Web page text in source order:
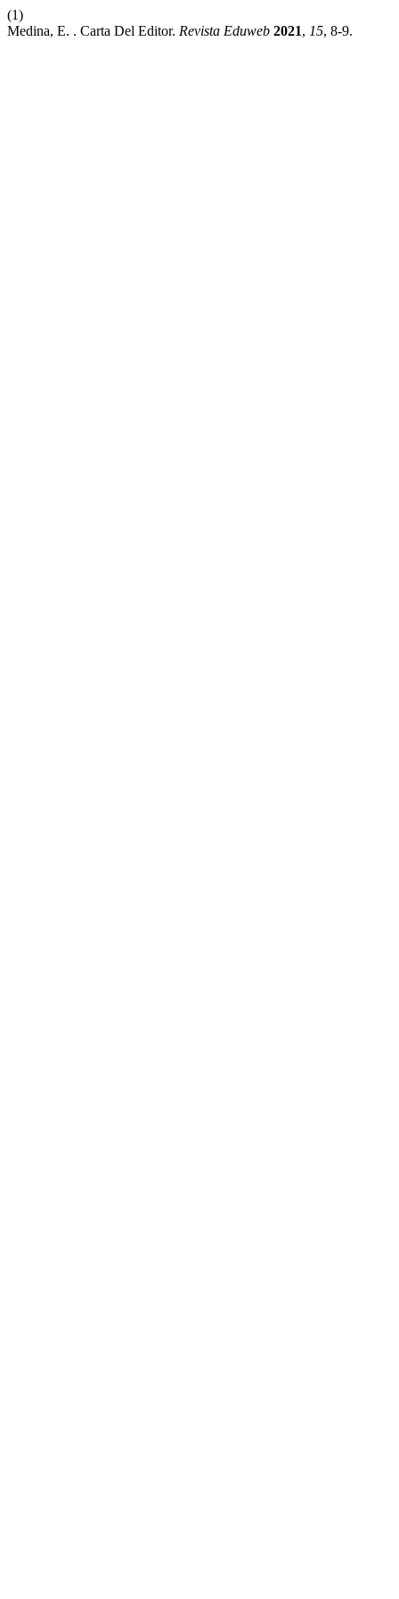
(1)
Medina, E. . Carta Del Editor. Revista Eduweb 2021, 15, 8-9.